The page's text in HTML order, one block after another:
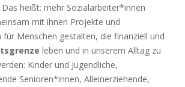
Das heißt: mehr Sozialarbeiter*innen
mit ihnen Projekte und
Menschen gestalten, die finanziell und
leben und in unserem Alltag zu
Kinder und Jugendliche,
Senioren*innen, Alleinerziehende,